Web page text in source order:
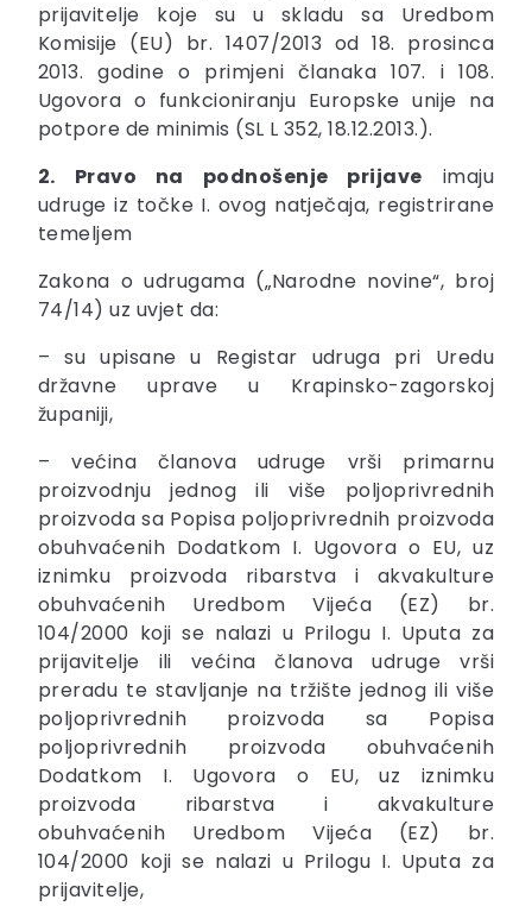
prijavitelje koje su u skladu sa Uredbom
Komisije (EU) br. 1407/2013 od 18. prosinca
2013. godine o primjeni članaka 107. i 108.
Ugovora o funkcioniranju Europske unije na
potpore de minimis (SL L 352, 18.12.2013.).
2. Pravo na podnošenje prijave imaju
udruge iz točke I. ovog natječaja, registrirane
temeljem
Zakona o udrugama („Narodne novine“, broj
74/14) uz uvjet da:
– su upisane u Registar udruga pri Uredu
državne uprave u Krapinsko-zagorskoj
županiji,
– većina članova udruge vrši primarnu
proizvodnju jednog ili više poljoprivrednih
proizvoda sa Popisa poljoprivrednih proizvoda
obuhvaćenih Dodatkom I. Ugovora o EU, uz
iznimku proizvoda ribarstva i akvakulture
obuhvaćenih Uredbom Vijeća (EZ) br.
104/2000 koji se nalazi u Prilogu I. Uputa za
prijavitelje ili većina članova udruge vrši
preradu te stavljanje na tržište jednog ili više
poljoprivrednih proizvoda sa Popisa
poljoprivrednih proizvoda obuhvaćenih
Dodatkom I. Ugovora o EU, uz iznimku
proizvoda ribarstva i akvakulture
obuhvaćenih Uredbom Vijeća (EZ) br.
104/2000 koji se nalazi u Prilogu I. Uputa za
prijavitelje,